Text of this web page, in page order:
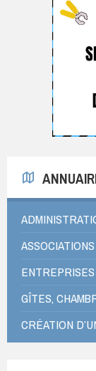
ASSOCIATIONS
ENTREPRISES
GÎTES,
CRÉATION